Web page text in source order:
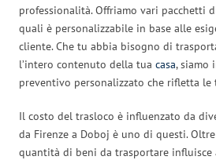
professionalità. Offriamo vari pacchetti
quali è personalizzabile in base alle
cliente. Che tu abbia bisogno di
l’intero contenuto della tua casa, siamo
preventivo personalizzato che rifletta le
Il costo del trasloco è influenzato da
da Firenze a Doboj è uno di questi.
quantità di beni da trasportare influisce